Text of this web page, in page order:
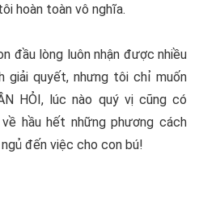
hoàn toàn vô nghĩa.
đầu lòng luôn nhận được nhiều
giải quyết, nhưng tôi chỉ muốn
HỎI, lúc nào quý vị cũng có
hầu hết những phương cách
đến việc cho con bú!